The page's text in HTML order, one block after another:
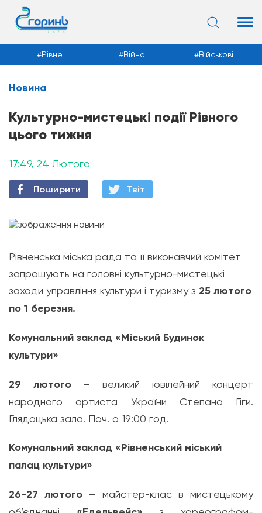
Новини
Рівне Війна Військові
Новина
Культурно-мистецькі події Рівного
цього тижня
17:49, 24 Лютого
Поширити Твiт
Рівненська міська рада та її виконавчий комітет
запрошують на головні культурно-мистецькі
заходи управління культури і туризму з 25 лютого
по 1 березня.
Комунальний заклад «Міський Будинок
культури»
29 лютого – великий ювілейний концерт
народного артиста України Степана Гіги.
Глядацька зала. Поч. о 19:00 год.
Комунальний заклад «Рівненський міський
палац культури»
26-27 лютого – майстер-класвмистецькому